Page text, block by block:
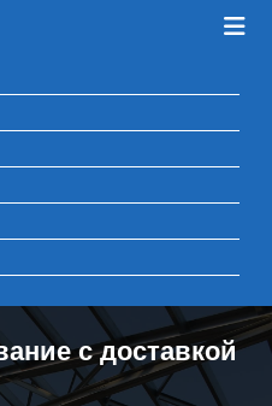
с доставкой